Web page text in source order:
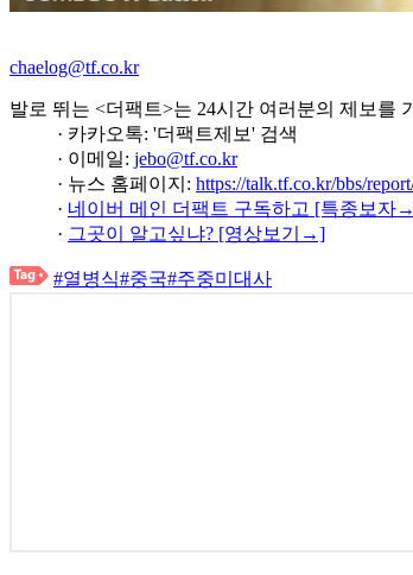
chaelog@tf.co.kr
발로 뛰는 <더팩트>는 24시간 여러분의 제보를
· 카카오톡: '더팩트제보' 검색
· 이메일: jebo@tf.co.kr
· 뉴스 홈페이지: https://talk.tf.co.kr/bbs/
· 네이버 메인 더팩트 구독하고 [특종보자
· 그곳이 알고싶냐? [영상보기→]
#열병식#중국#주중미대사